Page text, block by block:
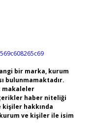
bir marka, kurum
bulunmamaktadır.
makaleler
haber niteliği
kişiler hakkında
ve kişiler ile isim